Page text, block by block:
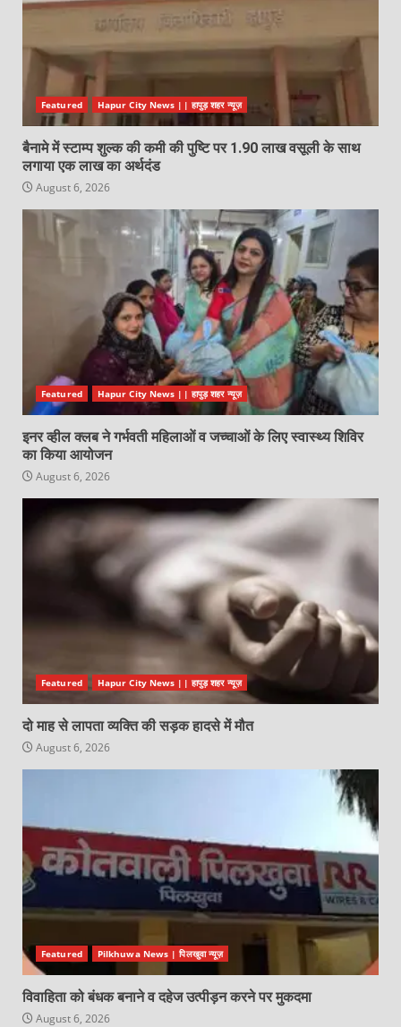
Featured Hapur City News || हापुड़ शहर न्यूज़
बैनामे में स्टाम्प शुल्क की कमी की पुष्टि पर 1.90 लाख वसूली के साथ
लगाया एक लाख का अर्थदंड
August 6, 2026
Featured Hapur City News || हापुड़ शहर न्यूज़
इनर व्हील क्लब ने गर्भवती महिलाओं व जच्चाओं के लिए स्वास्थ्य शिविर
का किया आयोजन
August 6, 2026
Featured Hapur City News || हापुड़ शहर न्यूज़
दो माह से लापता व्यक्ति की सड़क हादसे में मौत
August 6, 2026
Featured Pilkhuwa News | पिलखुवा न्यूज़
विवाहिता को बंधक बनाने व दहेज उत्पीड़न करने पर मुकदमा
August 6, 2026